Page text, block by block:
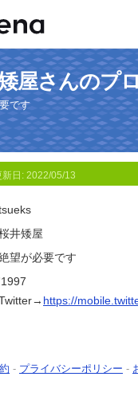
屋さんのプ
です
新日: 2022/05/13
井矮屋
望が必要です
https://
- プライバシーポリシー -